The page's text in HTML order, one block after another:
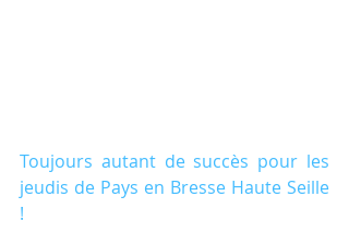
Toujours autant de succès pour les
jeudis de Pays en Bresse Haute Seille
!